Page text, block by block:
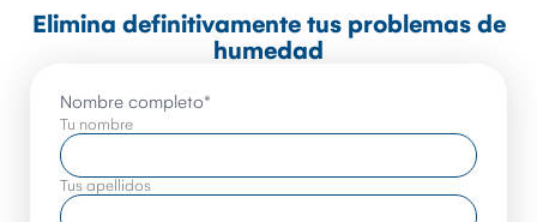
Elimina definitivamente tus problemas de
humedad
Nombre completo*
Tu nombre
Tus apellidos